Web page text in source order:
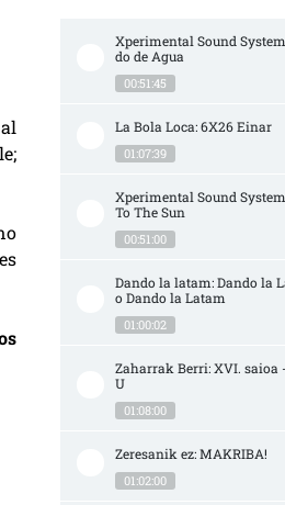
Xperimental Sound
do de Agua
00:51:45
La Bola Loca: 6X26 Einar
01:07:39
Xperimental Sound
To The Sun
00:51:00
Dando la latam: Dando la
o Dando la Latam
01:00:02
Zaharrak Berri: XVI. saioa
U
01:08:00
Zeresanik ez: MAKRIBA!
01:02:00